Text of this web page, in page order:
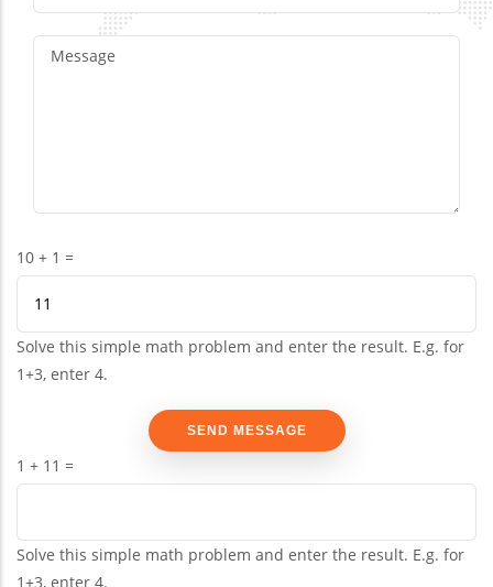
10 + 1 =
Solve this simple math problem and enter the result. E.g. for
1+3, enter 4.
1 + 11 =
Solve this simple math problem and enter the result. E.g. for
1+3, enter 4.